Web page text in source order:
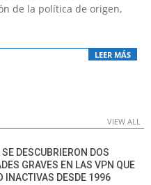
de la política de origen,
LEER MÁS
VIEW ALL
DESCUBRIERON DOS
GRAVES EN LAS VPN QUE
INACTIVAS DESDE 1996